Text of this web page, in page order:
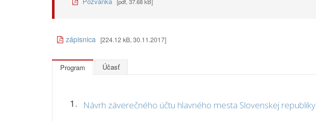
zápisnica [224.12 kB, 30.11.2017]
Program Účasť
1. Návrh záverečného účtu hlavného mesta Slovenskej